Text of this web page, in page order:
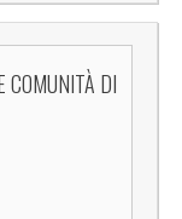
COMUNITÀ DI